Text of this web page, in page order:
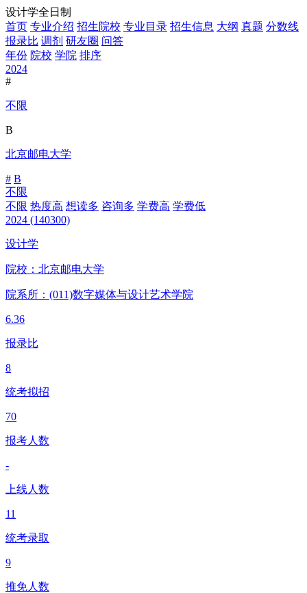
设计学全日制
首页 专业介绍 招生院校 专业目录 招生信息 大纲 真题 分数线
报录比 调剂 研友圈 问答
年份 院校 学院 排序
2024
#
不限
B
北京邮电大学
# B
不限
不限 热度高 想读多 咨询多 学费高 学费低
2024 (140300)
设计学
院校： 北京邮电大学
院系所：(011)数字媒体与设计艺术学院
6.36
报录比
8
统考拟招
70
报考人数
-
上线人数
11
统考录取
9
推免人数